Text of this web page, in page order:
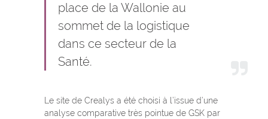
place de la Wallonie au
sommet de la logistique
dans ce secteur de la
Santé.
Le site de Crealys a été choisi à l’issue d’une
analyse comparative très pointue de GSK par